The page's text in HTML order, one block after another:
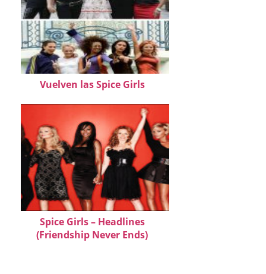
Vuelven las Spice Girls
Spice Girls – Headlines
(Friendship Never Ends)